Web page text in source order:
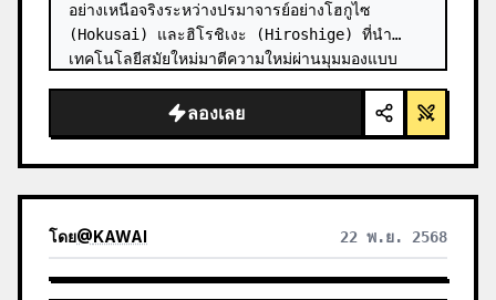
อย่างเหนือจริงระหว่างปรมาจารย์อย่างโฮกูไซ
(Hokusai) และฮิโรชิเงะ (Hiroshige) ที่นำ
เทคโนโลยีสมัยใหม่มาตีความใหม่ผ่านมุมมองแบบ
**ฉาก:** {argument name="modern scen…
ลองเลย
โดย@KAWAI 22 พ.ย. 2568